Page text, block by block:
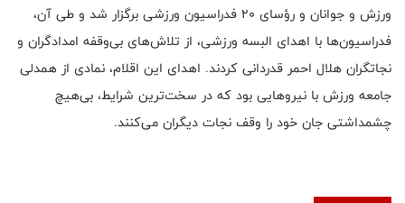
ورزش و جوانان و رؤسای ۲۰ فدراسیون ورزشی برگزار شد و طی آن،
فدراسیون‌ها با اهدای البسه ورزشی، از تلاش‌های بی‌وقفه امدادگران و
نجاتگران هلال احمر قدردانی کردند. اهدای این اقلام، نمادی از همدلی
جامعه ورزش با نیروهایی بود که در سخت‌ترین شرایط، بی‌هیچ
چشمداشتی جان خود را وقف نجات دیگران می‌کنند.